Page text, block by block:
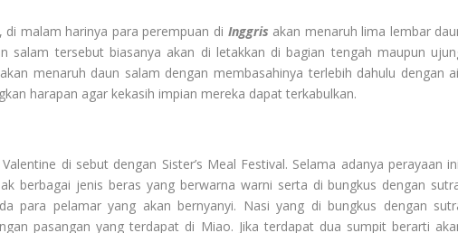
di malam harinya para perempuan di Inggris akan menaruh lima lembar
salam tersebut biasanya akan di letakkan di bagian tengah maupun
menaruh daun salam dengan membasahinya terlebih dahulu dengan
harapan agar kekasih impian mereka dapat terkabulkan.
Valentine di sebut dengan Sister’s Meal Festival. Selama adanya perayaan
berbagai jenis beras yang berwarna warni serta di bungkus dengan
para pelamar yang akan bernyanyi. Nasi yang di bungkus dengan
pasangan yang terdapat di Miao. Jika terdapat dua sumpit berarti